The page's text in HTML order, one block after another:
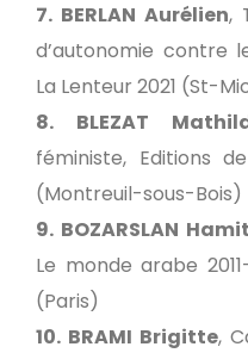
7. BERLAN Aurélien,
d’autonomie contre
La Lenteur 2021 (St-
8. BLEZAT
féministe, Editions
(Montreuil-sous-Bois)
9. BOZARSLAN
Le monde arabe
(Paris)
10. BRAMI Brigitte,